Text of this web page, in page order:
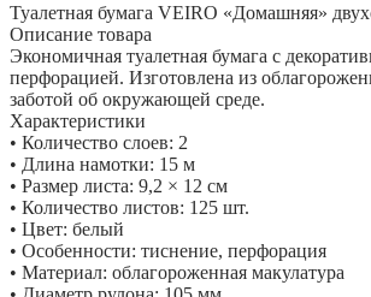
Туалетная бумага VEIRO «Домашняя»
Описание товара
Экономичная туалетная бумага с
перфорацией. Изготовлена из
заботой об окружающей среде.
Характеристики
• Количество слоев: 2
• Длина намотки: 15 м
• Размер листа: 9,2 × 12 см
• Количество листов: 125 шт.
• Цвет: белый
• Особенности: тиснение, перфорация
• Материал: облагороженная макулатура